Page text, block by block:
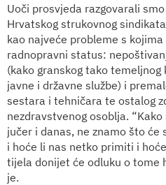
Uoči prosvjeda razgovarali smo
Hrvatskog strukovnog
kao najveće probleme s
radnopravni status:
(kako granskog tako temeljnog
javne i državne službe) i
sestara i tehničara te ostalog
nezdravstvenog osoblja.
jučer i danas, ne znamo što će
i hoće li nas netko primiti i
tijela donijet će odluku o tome
je.